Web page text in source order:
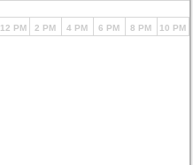
12 PM 2 PM 4 PM 6 PM 8 PM 10 PM